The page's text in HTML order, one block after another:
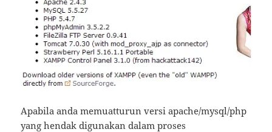
Apabila anda memuatturun versi apache/mysql/php
yang hendak digunakan dalam proses